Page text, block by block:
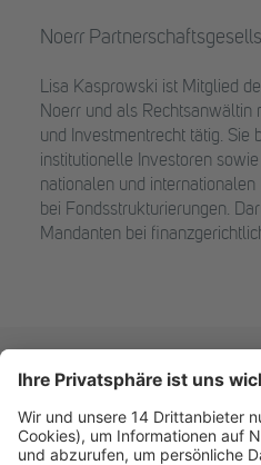
Noerr
Lisa Kasprowski ist Mitglied
Noerr und als Rechtsanwältin
und Investmentrecht tätig. Sie
institutionelle Investoren
nationalen und
bei Fondsstrukturierungen.
Mandanten bei